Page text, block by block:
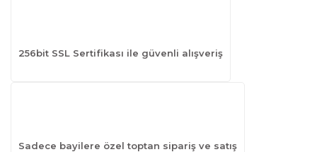
256bit SSL Sertifikası ile güvenli alışveriş
Sadece bayilere özel toptan sipariş ve satış